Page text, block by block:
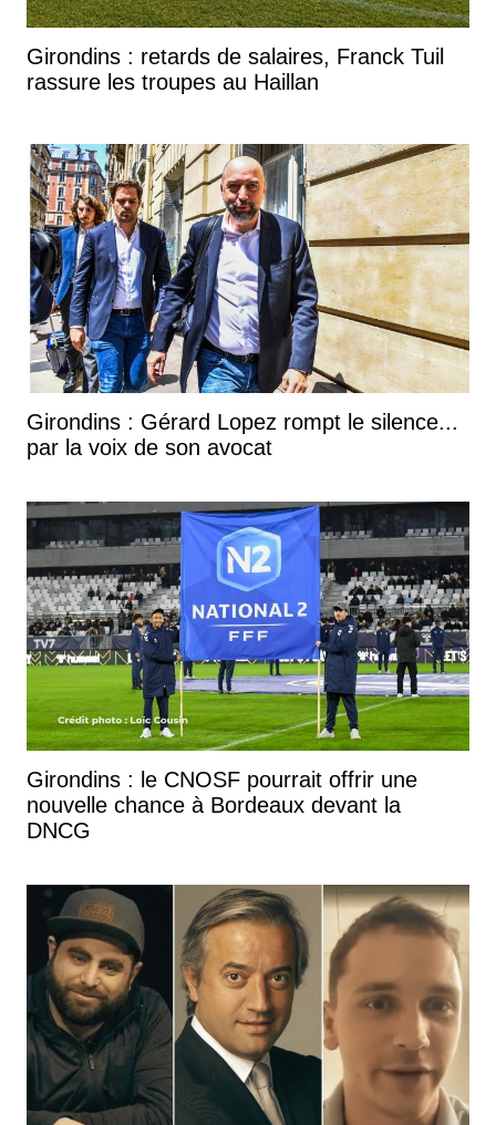
Girondins : retards de salaires, Franck Tuil
rassure les troupes au Haillan
Girondins : Gérard Lopez rompt le silence...
par la voix de son avocat
Girondins : le CNOSF pourrait offrir une
nouvelle chance à Bordeaux devant la
DNCG